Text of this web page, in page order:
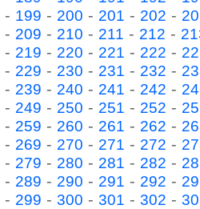
- 199 - 200 - 201 - 202 -
- 209 - 210 - 211 - 212 -
- 219 - 220 - 221 - 222 -
- 229 - 230 - 231 - 232 -
- 239 - 240 - 241 - 242 -
- 249 - 250 - 251 - 252 -
- 259 - 260 - 261 - 262 -
- 269 - 270 - 271 - 272 -
- 279 - 280 - 281 - 282 -
- 289 - 290 - 291 - 292 -
- 299 - 300 - 301 - 302 -